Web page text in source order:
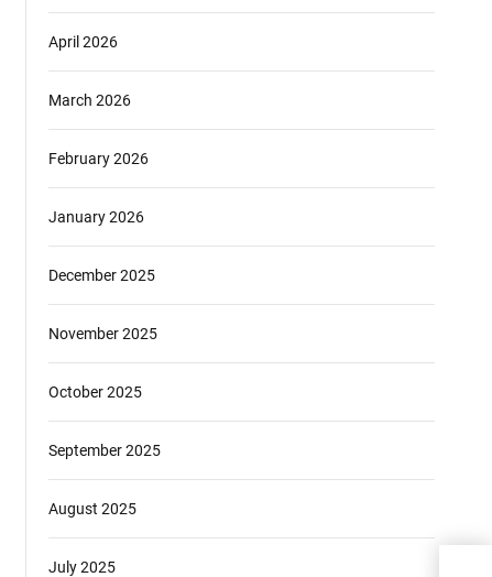
April 2026
March 2026
February 2026
January 2026
December 2025
November 2025
October 2025
September 2025
August 2025
July 2025